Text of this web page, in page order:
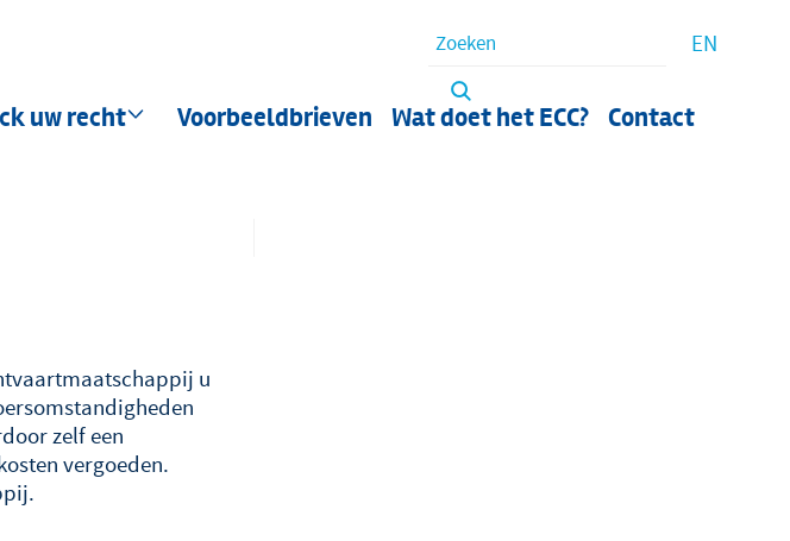
Waar bent u naar op zoek? EN
uw recht Voorbeeldbrieven Wat doet het ECC? Contact
u
zelf een
vergoeden.